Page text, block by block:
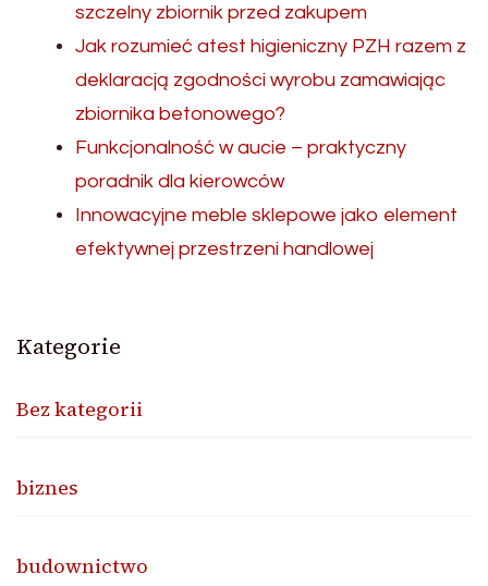
szczelny zbiornik przed zakupem
Jak rozumieć atest higieniczny PZH razem z
deklaracją zgodności wyrobu zamawiając
zbiornika betonowego?
Funkcjonalność w aucie – praktyczny
poradnik dla kierowców
Innowacyjne meble sklepowe jako element
efektywnej przestrzeni handlowej
Kategorie
Bez kategorii
biznes
budownictwo